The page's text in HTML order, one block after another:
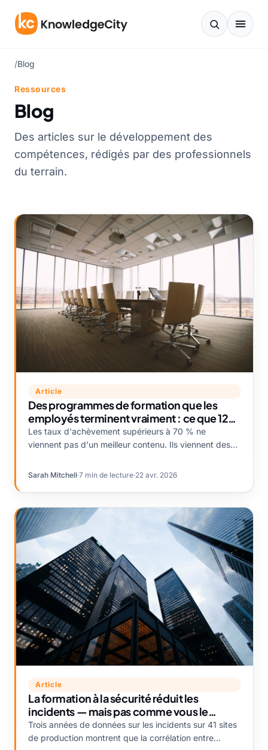
/Blog
Ressources
Blog
Des articles sur le développement des
compétences, rédigés par des professionnels
du terrain.
Article
Des programmes de formation que les
employés terminent vraiment : ce que 12
équipes L&D d'entreprise nous ont confié
Les taux d'achèvement supérieurs à 70 % ne
viennent pas d'un meilleur contenu. Ils viennent des
différemment les équipes qui atteignent ce chiffre.
Sarah Mitchell·7 min de lecture·22 avr. 2026
Article
La formation à la sécurité réduit les
incidents — mais pas comme vous le
pensez
Trois années de données sur les incidents sur 41 sites
de production montrent que la corrélation entre